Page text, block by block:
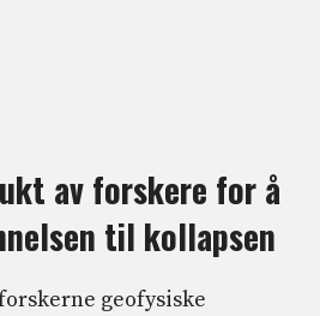
av forskere for å
til kollapsen
geofysiske